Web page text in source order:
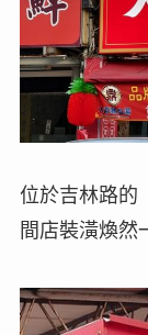
位於吉林路的
間店裝潢煥然